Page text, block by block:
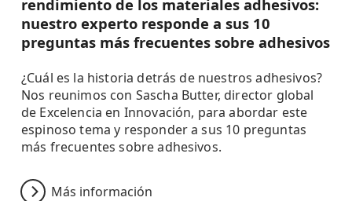
rendimiento de los materiales adhesivos:
nuestro experto responde a sus 10
preguntas más frecuentes sobre adhesivos
¿Cuál es la historia detrás de nuestros adhesivos?
Nos reunimos con Sascha Butter, director global
de Excelencia en Innovación, para abordar este
espinoso tema y responder a sus 10 preguntas
más frecuentes sobre adhesivos.
Más información